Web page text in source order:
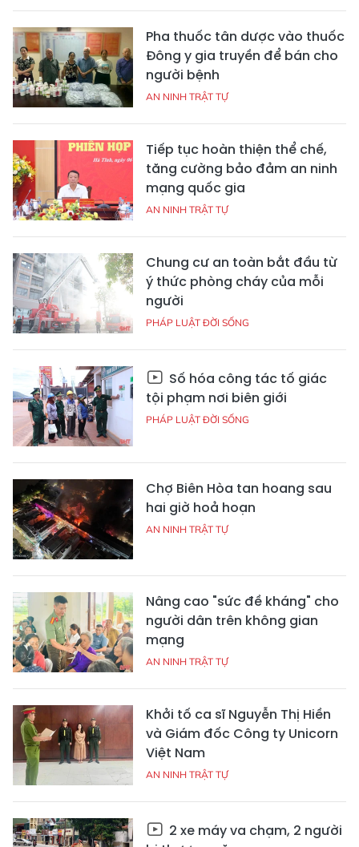
Pha thuốc tân dược vào thuốc
Đông y gia truyền để bán cho
người bệnh
AN NINH TRẬT TỰ
Tiếp tục hoàn thiện thể chế,
tăng cường bảo đảm an ninh
mạng quốc gia
AN NINH TRẬT TỰ
Chung cư an toàn bắt đầu từ
ý thức phòng cháy của mỗi
người
PHÁP LUẬT ĐỜI SỐNG
Số hóa công tác tố giác
tội phạm nơi biên giới
PHÁP LUẬT ĐỜI SỐNG
Chợ Biên Hòa tan hoang sau
hai giờ hoả hoạn
AN NINH TRẬT TỰ
Nâng cao "sức đề kháng" cho
người dân trên không gian
mạng
AN NINH TRẬT TỰ
Khởi tố ca sĩ Nguyễn Thị Hiền
và Giám đốc Công ty Unicorn
Việt Nam
AN NINH TRẬT TỰ
2 xe máy va chạm, 2 người